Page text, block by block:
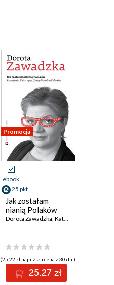
Promocja
ebook
25 pkt
Jak zostałam
nianią Polaków
Dorota Zawadzka, Katarzyna Skrzydłowska-Kalukin
(25,22 zł najniższa cena z 30 dni)
25.27 zł